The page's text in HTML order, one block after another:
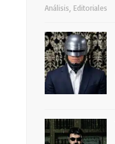
Análisis Editoriales